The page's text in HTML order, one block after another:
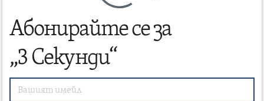
Абонирайте се за
„3 Секунди“